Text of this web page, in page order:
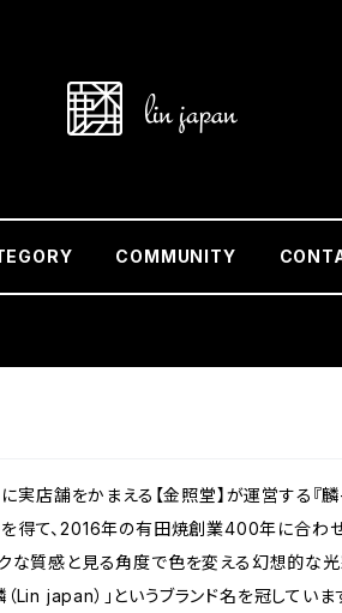
COMMUNITY
実店舗をかまえる【金照堂】が運営する『
て、2016年の有田焼創業400年に合わ
クな質感と見る角度で色を変える幻想的
Lin japan）」というブランド名を冠していま